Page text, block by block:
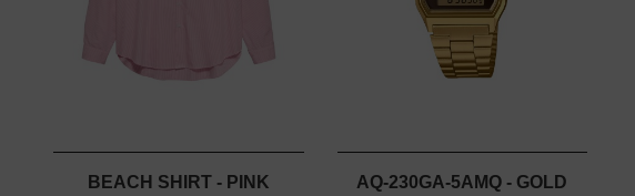
BEACH SHIRT - PINK
AQ-230GA-5AMQ - GOLD